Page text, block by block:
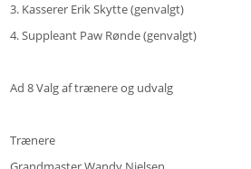
3. Kasserer Erik Skytte (genvalgt)
4. Suppleant Paw Rønde (genvalgt)
Ad 8 Valg af trænere og udvalg
Trænere